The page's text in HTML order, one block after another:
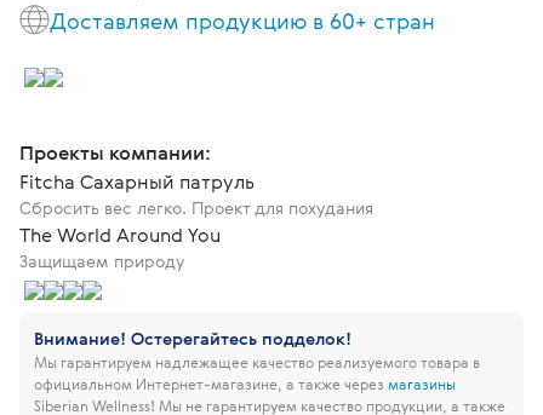
Доставляем продукцию в 60+ стран
Проекты компании:
Fitcha Сахарный патруль
Сбросить вес легко. Проект для похудания
The World Around You
Защищаем природу
Внимание! Остерегайтесь подделок!
Мы гарантируем надлежащее качество реализуемого товара в
официальном Интернет-магазине, а также через магазины
Siberian Wellness! Мы не гарантируем качество продукции, а также